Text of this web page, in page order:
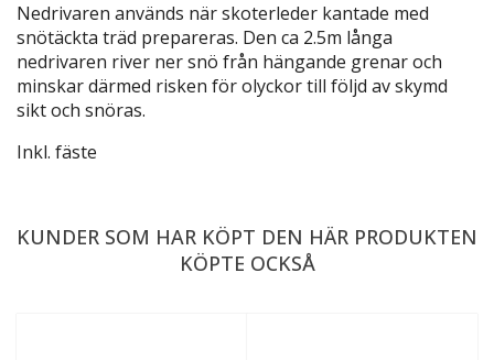
Nedrivaren används när skoterleder kantade med
snötäckta träd prepareras. Den ca 2.5m långa
nedrivaren river ner snö från hängande grenar och
minskar därmed risken för olyckor till följd av skymd
sikt och snöras.
Inkl. fäste
KUNDER SOM HAR KÖPT DEN HÄR PRODUKTEN
KÖPTE OCKSÅ